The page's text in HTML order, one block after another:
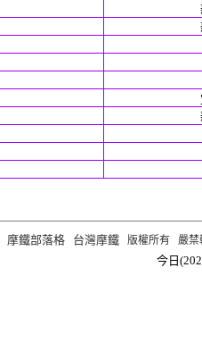
摩鐵部落格 台灣摩鐵版權所有 嚴禁
今日